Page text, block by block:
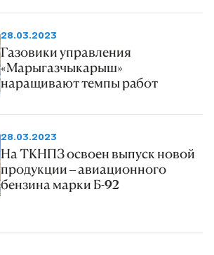
28.03.2023
Газовики управления
«Марыгазчыкарыш»
наращивают темпы работ
28.03.2023
На ТКНПЗ освоен выпуск новой
продукции – авиационного
бензина марки Б-92